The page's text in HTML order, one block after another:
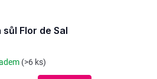
sůl Flor de Sal
(>6 ks)